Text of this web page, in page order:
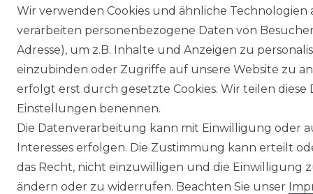
Wir verwenden Cookies und ähnliche
verarbeiten personenbezogene Daten von
Adresse), um z.B. Inhalte und Anzeigen zu
einzubinden oder Zugriffe auf unsere Website zu
erfolgt erst durch gesetzte Cookies. Wir teilen
Einstellungen benennen.
Die Datenverarbeitung kann mit Einwilligung oder
Interesses erfolgen. Die Zustimmung kann erteilt
das Recht, nicht einzuwilligen und die Einwilligung
ändern oder zu widerrufen. Beachten Sie unser